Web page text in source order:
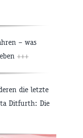
– was
+++
die letzte
Ditfurth: Die